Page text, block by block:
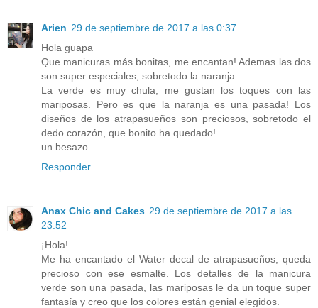
Arien 29 de septiembre de 2017 a las 0:37
Hola guapa
Que manicuras más bonitas, me encantan! Ademas las dos
son super especiales, sobretodo la naranja
La verde es muy chula, me gustan los toques con las
mariposas. Pero es que la naranja es una pasada! Los
diseños de los atrapasueños son preciosos, sobretodo el
dedo corazón, que bonito ha quedado!
un besazo
Responder
Anax Chic and Cakes 29 de septiembre de 2017 a las
23:52
¡Hola!
Me ha encantado el Water decal de atrapasueños, queda
precioso con ese esmalte. Los detalles de la manicura
verde son una pasada, las mariposas le da un toque super
fantasía y creo que los colores están genial elegidos.